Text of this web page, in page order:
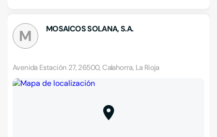
M MOSAICOS SOLANA, S.A.
Avenida Estación 27, 26500, Calahorra, La Rioja